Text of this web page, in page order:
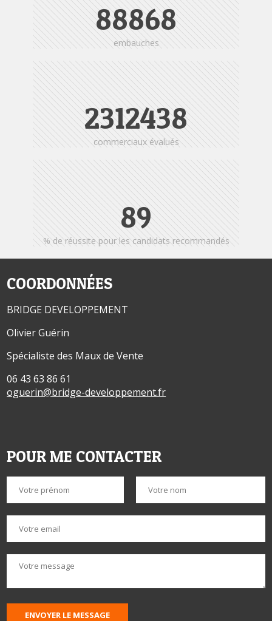
88868
embauches
2404761
commerciaux évalués
95
% de réussite pour les candidats recommandés
COORDONNÉES
BRIDGE DEVELOPPEMENT
Olivier Guérin
Spécialiste des Maux de Vente
06 43 63 86 61
oguerin@bridge-developpement.fr
POUR ME CONTACTER
ENVOYER LE MESSAGE